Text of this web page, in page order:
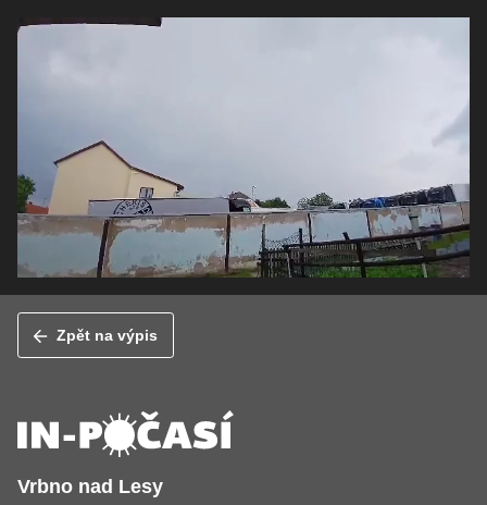
Zpět na výpis
Vrbno nad Lesy